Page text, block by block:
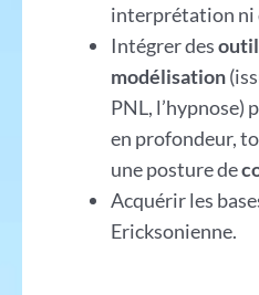
interprétation ni
Intégrer des
modélisation
PNL, l’hypnose)
en profondeur,
une posture de
Acquérir les
Ericksonienne.